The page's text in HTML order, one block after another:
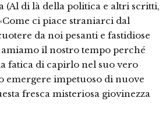
(Al di là della politica e altri scritti,
ci piace straniarci dal
da noi pesanti e fastidiose
il nostro tempo perché
fatica di capirlo nel suo vero
emergere impetuoso di nuove
fresca misteriosa giovinezza